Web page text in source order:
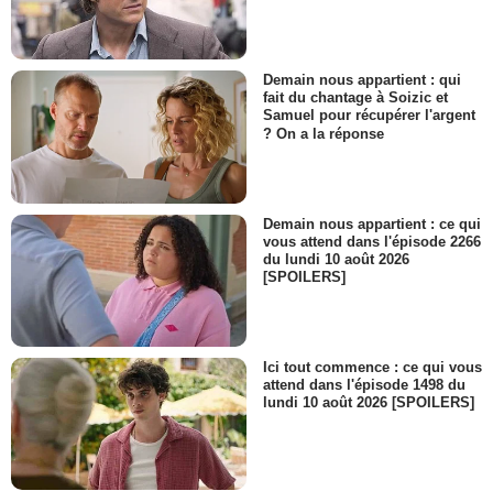
Demain nous appartient : qui
fait du chantage à Soizic et
Samuel pour récupérer l'argent
? On a la réponse
Demain nous appartient : ce qui
vous attend dans l'épisode 2266
du lundi 10 août 2026
[SPOILERS]
Ici tout commence : ce qui vous
attend dans l'épisode 1498 du
lundi 10 août 2026 [SPOILERS]